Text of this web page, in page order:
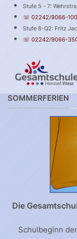
Stufe 5 - 7:
☏ 02242/9066-100
Stufe 8-Q2: Fritz
☏ 02242/9066-
SOMMERFERIEN
Die
Schulbeginn